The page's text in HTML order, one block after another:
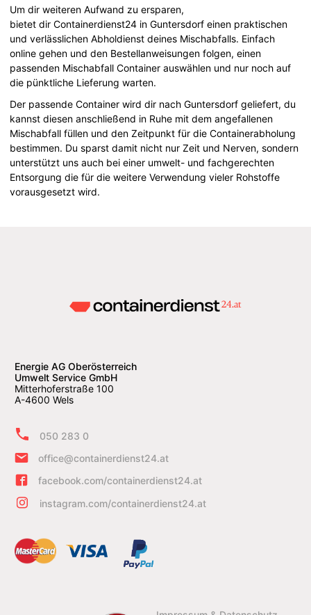
Um dir weiteren Aufwand zu ersparen,
bietet dir Containerdienst24 in Guntersdorf einen praktischen
und verlässlichen Abholdienst deines Mischabfalls. Einfach
online gehen und den Bestellanweisungen folgen, einen
passenden Mischabfall Container auswählen und nur noch auf
die pünktliche Lieferung warten.
Der passende Container wird dir nach Guntersdorf geliefert, du
kannst diesen anschließend in Ruhe mit dem angefallenen
Mischabfall füllen und den Zeitpunkt für die Containerabholung
bestimmen. Du sparst damit nicht nur Zeit und Nerven, sondern
unterstützt uns auch bei einer umwelt- und fachgerechten
Entsorgung die für die weitere Verwendung vieler Rohstoffe
vorausgesetzt wird.
Energie AG Oberösterreich
Umwelt Service GmbH
Mitterhoferstraße 100
A-4600 Wels
050 283 0
office@containerdienst24.at
facebook.com/containerdienst24.at
instagram.com/containerdienst24.at